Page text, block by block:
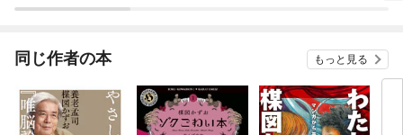
同じ作者の本 もっと見る